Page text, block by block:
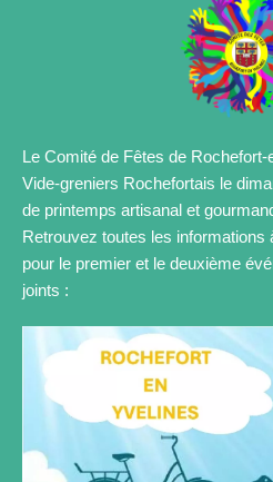
Le Comité de Fêtes de
Vide-greniers Rochefortais le
de printemps artisanal et
Retrouvez toutes les informations
pour le premier et le deuxième
joints :